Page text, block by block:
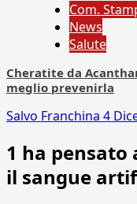
Com.
News
Salute
Cheratite da
meglio prevenirla
Salvo Franchina 4
1 ha pensato
il sangue